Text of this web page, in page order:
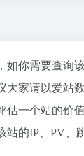
如你需要查询
大家请以爱站
估一个站的价
的IP、PV、